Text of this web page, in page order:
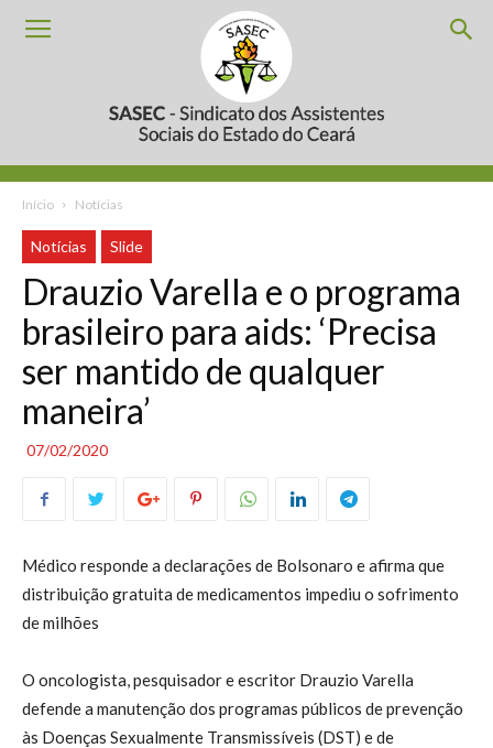
Início Notícias
Notícias Slide
Drauzio Varella e o programa
brasileiro para aids: ‘Precisa
ser mantido de qualquer
maneira’
07/02/2020
Médico responde a declarações de Bolsonaro e afirma que
distribuição gratuita de medicamentos impediu o sofrimento
de milhões
O oncologista, pesquisador e escritor Drauzio Varella
defende a manutenção dos programas públicos de prevenção
às Doenças Sexualmente Transmissíveis (DST) e de